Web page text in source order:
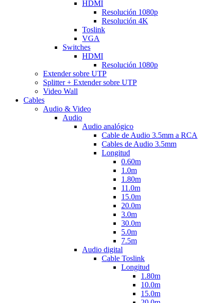
HDMI
Resolución 1080p
Resolución 4K
Toslink
VGA
Switches
HDMI
Resolución 1080p
Extender sobre UTP
Splitter + Extender sobre UTP
Video Wall
Cables
Audio & Video
Audio
Audio analógico
Cable de Audio 3.5mm a RCA
Cables de Audio 3.5mm
Longitud
0.60m
1.0m
1.80m
11.0m
15.0m
20.0m
3.0m
30.0m
5.0m
7.5m
Audio digital
Cable Toslink
Longitud
1.80m
10.0m
15.0m